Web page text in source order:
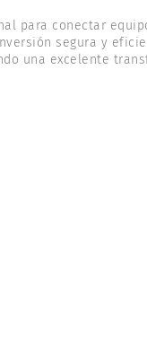
para conectar
segura y
una excelente